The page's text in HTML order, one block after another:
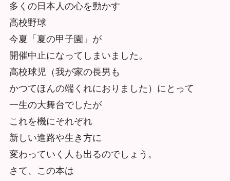
多くの日本人の心を動かす
高校野球
今夏「夏の甲子園」が
開催中止になってしまいました。
高校球児（我が家の長男も
かつてほんの端くれにおりました）にとって
一生の大舞台でしたが
これを機にそれぞれ
新しい進路や生き方に
変わっていく人も出るのでしょう。
さて、この本は